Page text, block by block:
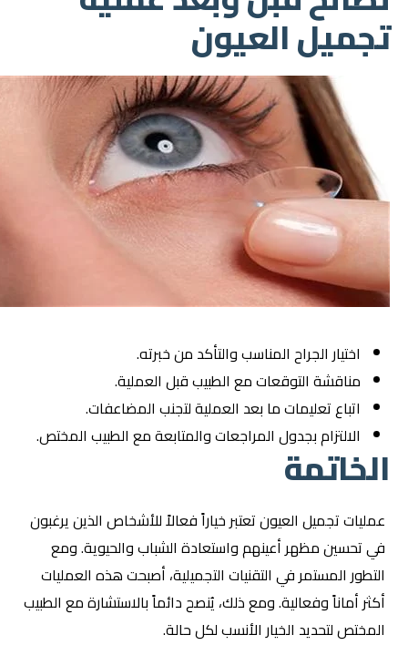
تجميل العيون
اختيار الجراح المناسب والتأكد من خبرته.
مناقشة التوقعات مع الطبيب قبل العملية.
اتباع تعليمات ما بعد العملية لتجنب المضاعفات.
الالتزام بجدول المراجعات والمتابعة مع الطبيب المختص.
الخاتمة
عمليات تجميل العيون تعتبر خياراً فعالاً للأشخاص الذين يرغبون
في تحسين مظهر أعينهم واستعادة الشباب والحيوية. ومع
التطور المستمر في التقنيات التجميلية، أصبحت هذه العمليات
أكثر أماناً وفعالية. ومع ذلك، يُنصح دائماً بالاستشارة مع الطبيب
المختص لتحديد الخيار الأنسب لكل حالة.